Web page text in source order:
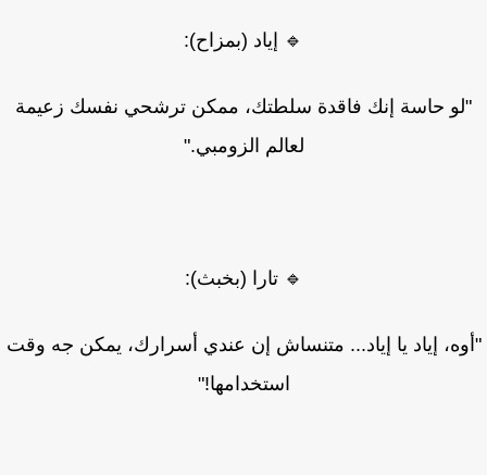
🔹 إياد (بمزاح):
حاسة إنك فاقدة سلطتك، ممكن ترشحي نفسك زعيمة
لعالم الزومبي."
🔹 تارا (بخبث):
إياد يا إياد... متنساش إن عندي أسرارك، يمكن جه وقت
استخدامها!"